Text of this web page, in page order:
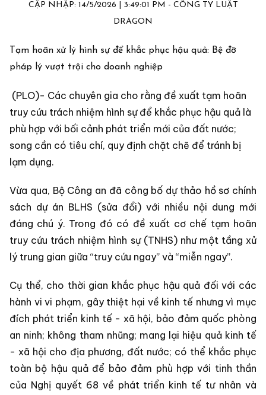
CẬP NHẬP: 14/5/2026 | 3:49:01 PM - CÔNG TY LUẬT
DRAGON
Tạm hoãn xử lý hình sự để khắc phục hậu quả: Bệ đỡ
pháp lý vượt trội cho doanh nghiệp
(PLO)- Các chuyên gia cho rằng đề xuất tạm hoãn
truy cứu trách nhiệm hình sự để khắc phục hậu quả là
phù hợp với bối cảnh phát triển mới của đất nước;
song cần có tiêu chí, quy định chặt chẽ để tránh bị
lạm dụng.
Vừa qua, Bộ Công an đã công bố dự thảo hồ sơ chính
sách dự án BLHS (sửa đổi) với nhiều nội dung mới
đáng chú ý. Trong đó có đề xuất cơ chế tạm hoãn
truy cứu trách nhiệm hình sự (TNHS) như một tầng xử
lý trung gian giữa “truy cứu ngay” và “miễn ngay”.
Cụ thể, cho thời gian khắc phục hậu quả đối với các
hành vi vi phạm, gây thiệt hại về kinh tế nhưng vì mục
đích phát triển kinh tế - xã hội, bảo đảm quốc phòng
an ninh; không tham nhũng; mang lại hiệu quả kinh tế
- xã hội cho địa phương, đất nước; có thể khắc phục
toàn bộ hậu quả để bảo đảm phù hợp với tinh thần
của Nghị quyết 68 về phát triển kinh tế tư nhân và